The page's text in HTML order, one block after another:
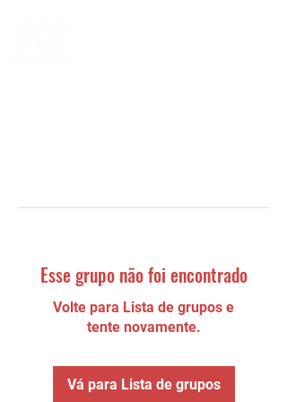
Esse grupo não foi encontrado
Volte para Lista de grupos e
tente novamente.
Vá para Lista de grupos